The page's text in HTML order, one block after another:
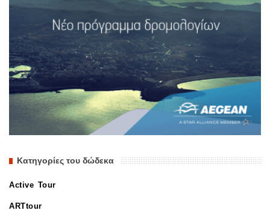
Κατηγορίες του δώδεκα
Active Tour
ARTtour